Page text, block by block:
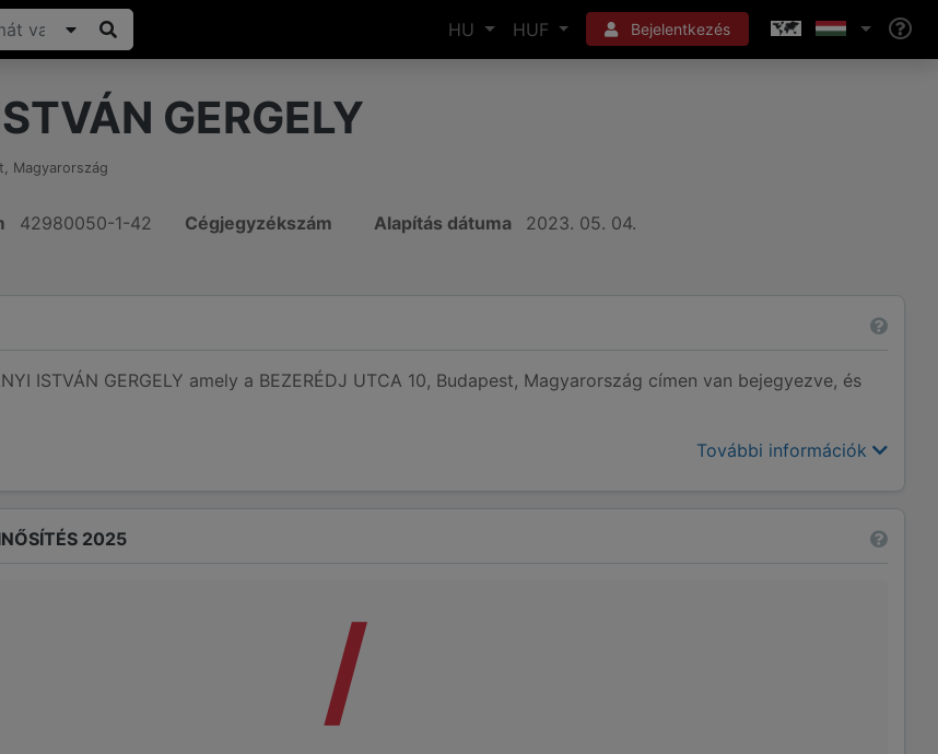
HU HUF Bejelentkezés
GERGELY
, Magyarország
42980050-1-42 Cégjegyzékszám Alapítás dátuma 2023. 05. 04.
ISTVÁN GERGELY amely a BEZERÉDJ UTCA 10, Budapest, Magyarország címen van bejegyezve, és
További információk
2025
/